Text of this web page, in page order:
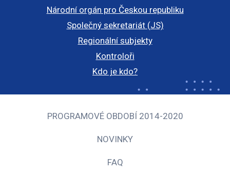
Národní orgán pro Českou republiku
Společný sekretariát (JS)
Regionální subjekty
Kontroloři
Kdo je kdo?
PROGRAMOVÉ OBDOBÍ 2014-2020
NOVINKY
FAQ